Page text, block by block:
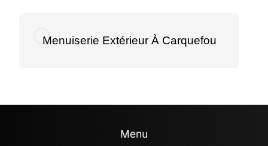
Menuiserie Extérieur À Carquefou
Menu